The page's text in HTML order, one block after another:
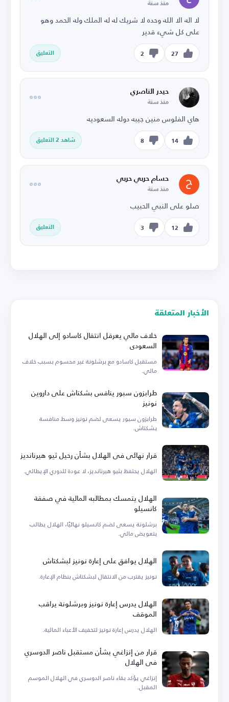
منذ سنة
لا اله الا الله وحده لا شريك له له الملك وله الحمد وهو
على كل شيء قدير
27
2 التعليق
حيدر الناصري
منذ سنة
هاي الفلوس منين جيبه دوله السعوديه
14
8 شاهد 2 التعليق
حسام حربي حربي
منذ سنة
صلو على النبي الحبيب
12
3 التعليق
الأخبار المتعلقة
خلاف مالي يعرقل انتقال كاسادو إلى الهلال
السعودي
مستقبل كاسادو مع برشلونة غير محسوم بسبب خلاف
مالي.
طرابزون سبور ينافس بشكتاش على داروين
نونيز
طرابزون سبور يسعى لضم نونيز وسط منافسة
بشكتاش.
قرار نهائي في الهلال بشأن رحيل ثيو هيرنانديز
الهلال يحتفظ بثيو هيرنانديز، لا عودة للدوري الإيطالي.
الهلال يتمسك بمطالبه المالية في صفقة
كانسيلو
برشلونة يسعى لضم كانسيلو نهائيًا، الهلال يطالب
بتعويض مالي.
الهلال يوافق على إعارة نونيز لبشكتاش
نونيز يقترب من الانتقال لبشكتاش بنظام الإعارة.
الهلال يدرس إعارة نونيز وبرشلونة يراقب
الموقف
الهلال يدرس إعارة نونيز لتخفيف الأعباء المالية.
قرار من إنزاغي بشأن مستقبل ناصر الدوسري
في الهلال
إنزاغي يؤكد بقاء ناصر الدوسري في الهلال الموسم
المقبل.